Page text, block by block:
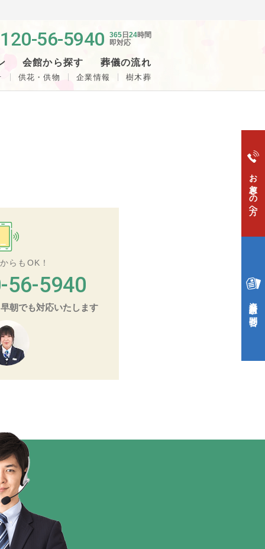
56-5940 365 日 24時間
即対応
会館から探す 葬儀の流れ
供花・供物 企業情報 樹木葬
お急ぎの方へ
資料請求・お問合せ
らもOK！
56-5940
朝でも対応いたします